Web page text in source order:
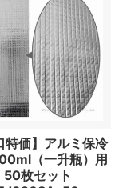
特価】アルミ保冷
（一升瓶）用
50枚セット